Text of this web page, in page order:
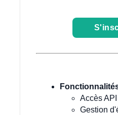
Accès API
Gestion